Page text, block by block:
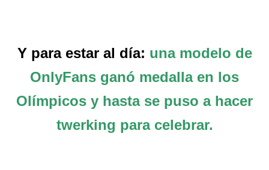
Y para estar al día: una modelo de
OnlyFans ganó medalla en los
Olímpicos y hasta se puso a hacer
twerking para celebrar.